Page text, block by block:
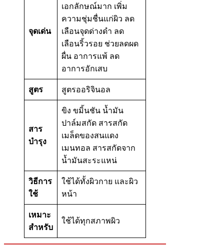
จุดเด่น
เอกลักษณ์มาก เพิ่ม
ความชุ่มชื่นแก่ผิว ลด
เลือนจุดด่างดำ ลด
เลือนริ้วรอย ช่วยลดผด
ผื่น อาการแพ้ ลด
อาการอักเสบ
สูตร สูตรออริจินอล
สาร
บำรุง
ขิง ขมิ้นชัน น้ำมัน
ปาล์มสกัด สารสกัด
เมล็ดของสนแดง
เมนทอล สารสกัดจาก
น้ำมันสะระแหน่
วิธีการ
ใช้
ใช้ได้ทั้งผิวกาย และผิว
หน้า
เหมาะ
สำหรับ
ใช้ได้ทุกสภาพผิว